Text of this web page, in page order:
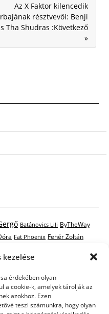
kezelése
érdekében olyan
a cookie-k, amelyek tárolják az
azokhoz. Ezen
teszi számunkra, hogy olyan
Az X Faktor kilencedik
résztvevői: Benji
Tha Shudras :Következő
»
Batánovics Lili ByTheWay
Fat Phoenix Fehér Zoltán
Stone
mentor Muri Enikő
Rocktenors RTL Klub
Róbert Takács Nikolas